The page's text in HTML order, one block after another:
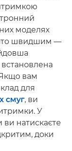
моделях
швидшим —
вам
для
смуг, ви
У
ви натискаєте
доки